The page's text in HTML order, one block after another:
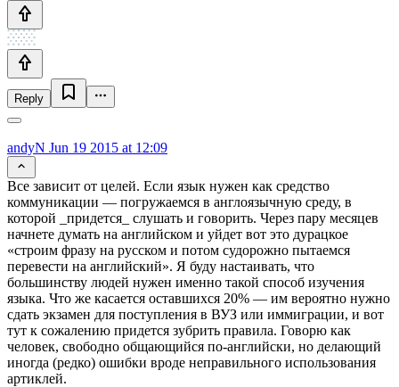
Reply
andyN Jun 19 2015 at 12:09
Все зависит от целей. Если язык нужен как средство
коммуникации — погружаемся в англоязычную среду, в
которой _придется_ слушать и говорить. Через пару месяцев
начнете думать на английском и уйдет вот это дурацкое
«строим фразу на русском и потом судорожно пытаемся
перевести на английский». Я буду настаивать, что
большинству людей нужен именно такой способ изучения
языка. Что же касается оставшихся 20% — им вероятно нужно
сдать экзамен для поступления в ВУЗ или иммиграции, и вот
тут к сожалению придется зубрить правила. Говорю как
человек, свободно общающийся по-английски, но делающий
иногда (редко) ошибки вроде неправильного использования
артиклей.